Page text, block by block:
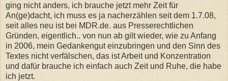
ging nicht anders, ich brauche jetzt mehr Zeit für
An(ge)dacht, ich muss es ja nacherzählen seit dem 1.7.08,
seit alles neu ist bei MDR.de. aus Presserechtlichen
Gründen, eigentlich.. von nun ab gilt wieder, wie zu Anfang
in 2006, mein Gedankengut einzubringen und den Sinn des
Textes nicht verfälschen, das ist Arbeit und Konzentration
und dafür brauche ich einfach auch Zeit und Ruhe, die habe
ich jetzt.